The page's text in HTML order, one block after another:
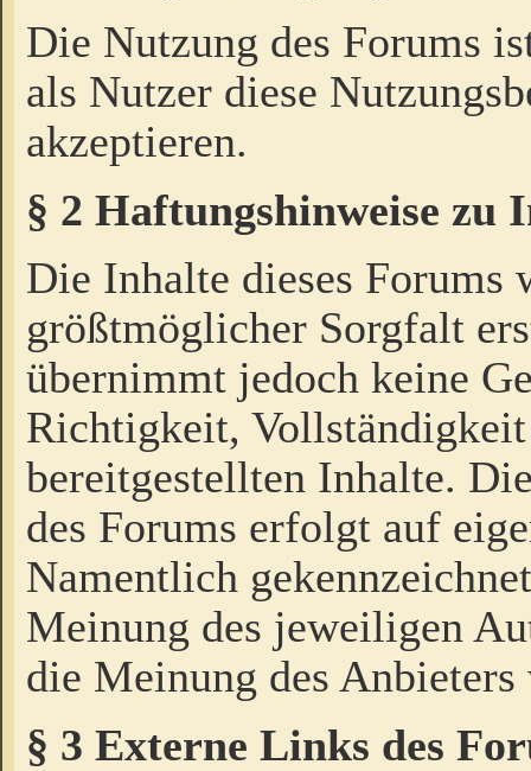
Die Nutzung des Forums
als Nutzer diese
akzeptieren.
§ 2 Haftungshinweise zu
Die Inhalte dieses Forums
größtmöglicher Sorgfalt
übernimmt jedoch keine
Richtigkeit,
bereitgestellten Inhalte.
des Forums erfolgt auf
Namentlich
Meinung des jeweiligen
die Meinung des Anbieters
§ 3 Externe Links des